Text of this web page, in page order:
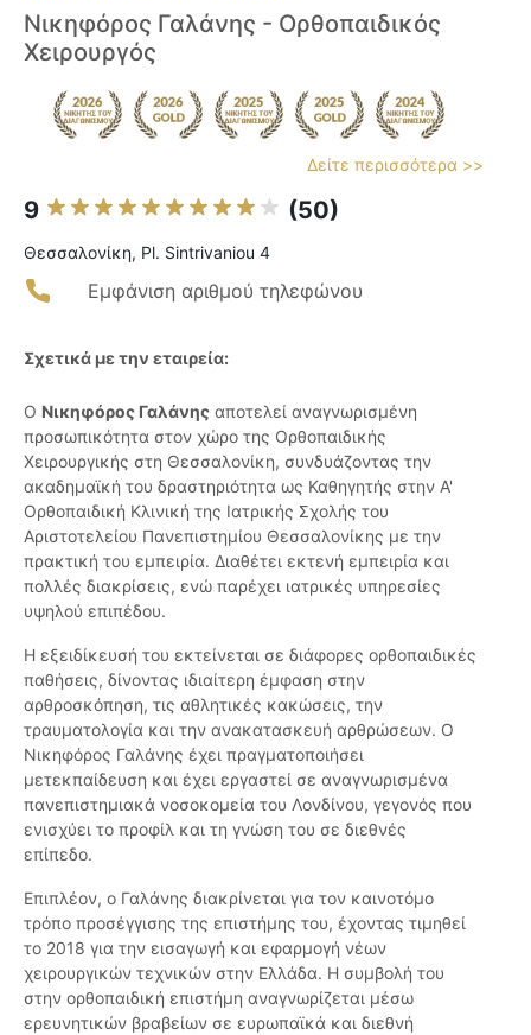
Νικηφόρος Γαλάνης - Ορθοπαιδικός
Χειρουργός
Δείτε περισσότερα >>
9 (50)
Θεσσαλονίκη, Pl. Sintrivaniou 4
Εμφάνιση αριθμού τηλεφώνου
Σχετικά με την εταιρεία:
Ο Νικηφόρος Γαλάνης αποτελεί αναγνωρισμένη
προσωπικότητα στον χώρο της Ορθοπαιδικής
Χειρουργικής στη Θεσσαλονίκη, συνδυάζοντας την
ακαδημαϊκή του δραστηριότητα ως Καθηγητής στην Α'
Ορθοπαιδική Κλινική της Ιατρικής Σχολής του
Αριστοτελείου Πανεπιστημίου Θεσσαλονίκης με την
πρακτική του εμπειρία. Διαθέτει εκτενή εμπειρία και
πολλές διακρίσεις, ενώ παρέχει ιατρικές υπηρεσίες
υψηλού επιπέδου.
Η εξειδίκευσή του εκτείνεται σε διάφορες ορθοπαιδικές
παθήσεις, δίνοντας ιδιαίτερη έμφαση στην
αρθροσκόπηση, τις αθλητικές κακώσεις, την
τραυματολογία και την ανακατασκευή αρθρώσεων. Ο
Νικηφόρος Γαλάνης έχει πραγματοποιήσει
μετεκπαίδευση και έχει εργαστεί σε αναγνωρισμένα
πανεπιστημιακά νοσοκομεία του Λονδίνου, γεγονός που
ενισχύει το προφίλ και τη γνώση του σε διεθνές
επίπεδο.
Επιπλέον, ο Γαλάνης διακρίνεται για τον καινοτόμο
τρόπο προσέγγισης της επιστήμης του, έχοντας τιμηθεί
το 2018 για την εισαγωγή και εφαρμογή νέων
χειρουργικών τεχνικών στην Ελλάδα. Η συμβολή του
στην ορθοπαιδική επιστήμη αναγνωρίζεται μέσω
ερευνητικών βραβείων σε ευρωπαϊκά και διεθνή